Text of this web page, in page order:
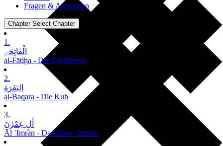
Fragen & Antworten
Chapter Select Chapter
1.
الْفَاتِحَۃِ
al-Fātiḥa - Die Eröffnende
2.
البَقَرَة
al-Baqara - Die Kuh
3.
اٰلِ عِمْرٰنَ
Āl ʿImrān - Das Haus ʿImrāns